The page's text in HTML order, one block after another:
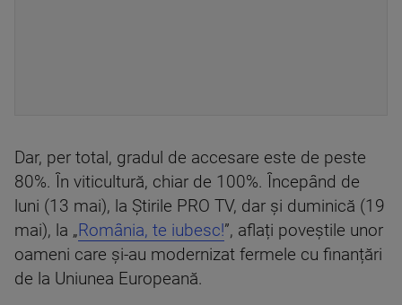
Dar, per total, gradul de accesare este de peste
80%. În viticultură, chiar de 100%. Începând de
luni (13 mai), la Știrile PRO TV, dar și duminică (19
mai), la „România, te iubesc!”, aflați poveștile unor
oameni care și-au modernizat fermele cu finanțări
de la Uniunea Europeană.